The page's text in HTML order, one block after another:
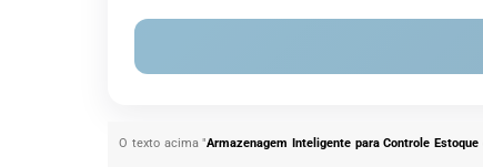
O texto acima "Armazenagem Inteligente para Controle